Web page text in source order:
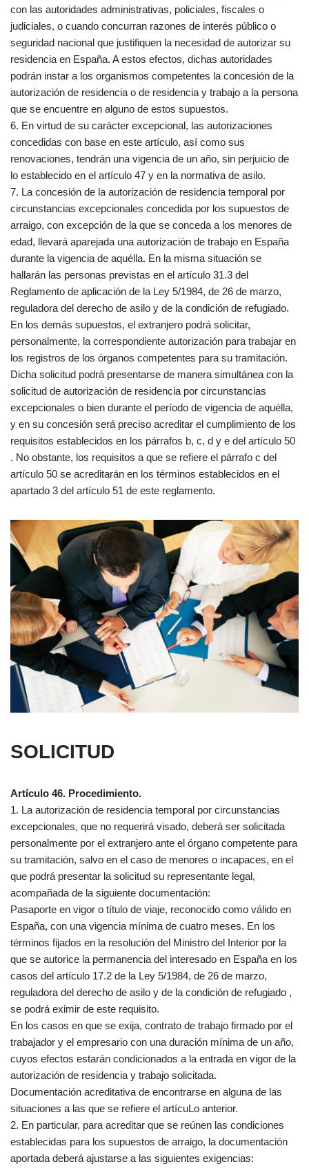
con las autoridades administrativas, policiales, fiscales o
judiciales, o cuando concurran razones de interés público o
seguridad nacional que justifiquen la necesidad de autorizar su
residencia en España. A estos efectos, dichas autoridades
podrán instar a los organismos competentes la concesión de la
autorización de residencia o de residencia y trabajo a la persona
que se encuentre en alguno de estos supuestos.
6. En virtud de su carácter excepcional, las autorizaciones
concedidas con base en este artículo, así como sus
renovaciones, tendrán una vigencia de un año, sin perjuicio de
lo establecido en el artículo 47 y en la normativa de asilo.
7. La concesión de la autorización de residencia temporal por
circunstancias excepcionales concedida por los supuestos de
arraigo, con excepción de la que se conceda a los menores de
edad, llevará aparejada una autorización de trabajo en España
durante la vigencia de aquélla. En la misma situación se
hallarán las personas previstas en el artículo 31.3 del
Reglamento de aplicación de la Ley 5/1984, de 26 de marzo,
reguladora del derecho de asilo y de la condición de refugiado.
En los demás supuestos, el extranjero podrá solicitar,
personalmente, la correspondiente autorización para trabajar en
los registros de los órganos competentes para su tramitación.
Dicha solicitud podrá presentarse de manera simultánea con la
solicitud de autorización de residencia por circunstancias
excepcionales o bien durante el período de vigencia de aquélla,
y en su concesión será preciso acreditar el cumplimiento de los
requisitos establecidos en los párrafos b, c, d y e del artículo 50
. No obstante, los requisitos a que se refiere el párrafo c del
artículo 50 se acreditarán en los términos establecidos en el
apartado 3 del artículo 51 de este reglamento.
SOLICITUD
Artículo 46. Procedimiento.
1. La autorización de residencia temporal por circunstancias
excepcionales, que no requerirá visado, deberá ser solicitada
personalmente por el extranjero ante el órgano competente para
su tramitación, salvo en el caso de menores o incapaces, en el
que podrá presentar la solicitud su representante legal,
acompañada de la siguiente documentación:
Pasaporte en vigor o título de viaje, reconocido como válido en
España, con una vigencia mínima de cuatro meses. En los
términos fijados en la resolución del Ministro del Interior por la
que se autorice la permanencia del interesado en España en los
casos del artículo 17.2 de la Ley 5/1984, de 26 de marzo,
reguladora del derecho de asilo y de la condición de refugiado ,
se podrá eximir de este requisito.
En los casos en que se exija, contrato de trabajo firmado por el
trabajador y el empresario con una duración mínima de un año,
cuyos efectos estarán condicionados a la entrada en vigor de la
autorización de residencia y trabajo solicitada.
Documentación acreditativa de encontrarse en alguna de las
situaciones a las que se refiere el artícuLo anterior.
2. En particular, para acreditar que se reúnen las condiciones
establecidas para los supuestos de arraigo, la documentación
aportada deberá ajustarse a las siguientes exigencias: